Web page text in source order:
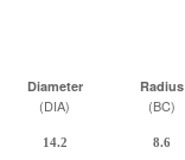
Diameter
(DIA)
Radius
(BC)